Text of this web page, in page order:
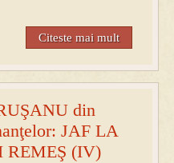
Citeste mai mult
din
JAF LA
REMEŞ (IV)